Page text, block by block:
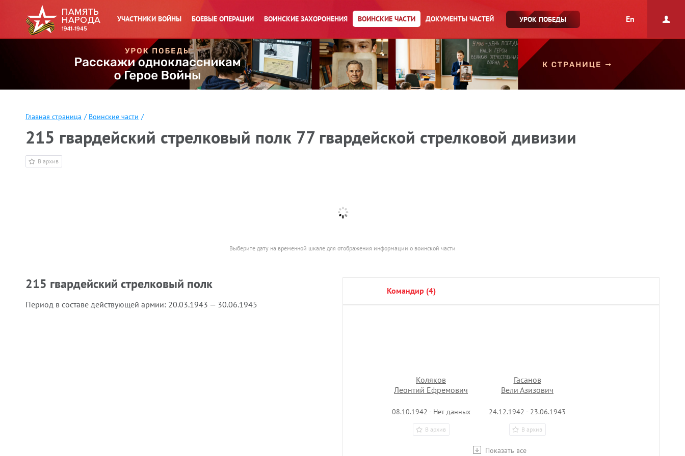
УЧАСТНИКИ ВОЙНЫ БОЕВЫЕ ОПЕРАЦИИ ВОИНСКИЕ ЗАХОРОНЕНИЯ ВОИНСКИЕ ЧАСТИ ДОКУМЕНТЫ ЧАСТЕЙ УРОК ПОБЕДЫ En
Главная страница / Воинские части /
215 гвардейский стрелковый полк 77 гвардейской стрелковой дивизии
В архив
Выберите дату на временной шкале для отображения информации о воинской части
215 гвардейский стрелковый полк
Период в составе действующей армии: 20.03.1943 — 30.06.1945
командир (4)
Показать все
Коляков
Леонтий Ефремович
08.10.1942 - Нет данных
В архив
Гасанов
Вели Азизович
24.12.1942 - 23.06.1943
В архив